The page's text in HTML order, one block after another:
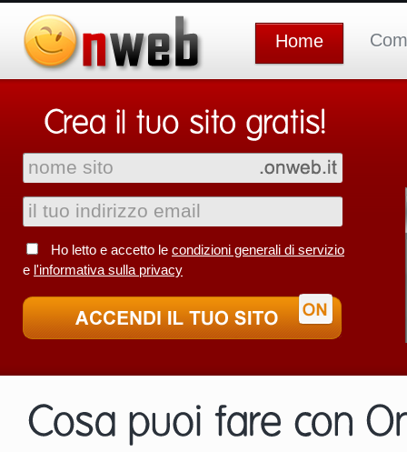
Home
Ho letto e accetto le condizioni generali di servizio
e l'informativa sulla privacy